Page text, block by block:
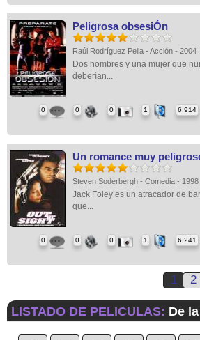
Peligrosa obsesiÓn
Raúl Rodríguez Peila - Acción - 2004
Dos hombres y una mujer que
deberían...
0 0 0 1 6,914
Un romance muy
Steven Soderbergh - Comedia - 1998
Jack Foley es un atracador de
que...
0 0 0 1 6,241
1 2
LISTADO DE PELICULAS: De